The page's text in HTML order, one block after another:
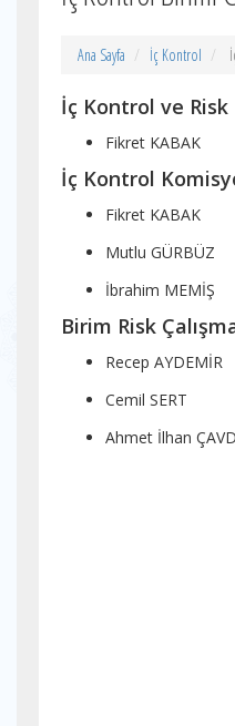
Ana Sayfa İç Kontrol
İç Kontrol ve
Fikret KABAK
İç Kontrol
Fikret KABAK
Mutlu GÜRBÜZ
İbrahim MEMİŞ
Birim Risk
Recep AYDEMİR
Cemil SERT
Ahmet İlhan